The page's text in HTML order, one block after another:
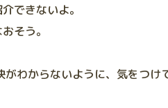
できないよ。
そう。
わからないように、気をつけ